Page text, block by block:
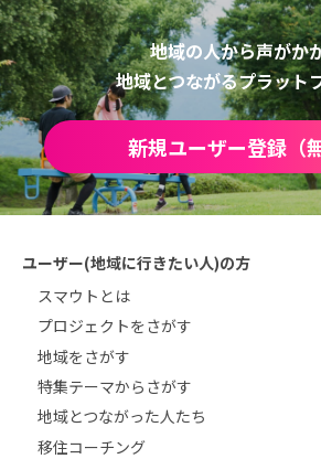
地域の人から声がか
地域とつながるプラット
新規ユーザー登録（
ユーザー(地域に行きたい人)の方
スマウトとは
プロジェクトをさがす
地域をさがす
特集テーマからさがす
地域とつながった人たち
移住コーチング